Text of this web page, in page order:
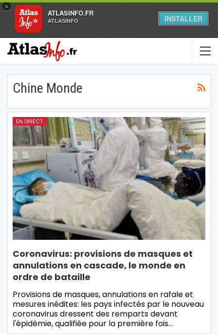
×
ATLASINFO.FR
ATLASINFO INSTALLER
Chine Monde
EN DIRECT
Coronavirus: provisions de masques et
annulations en cascade, le monde en
ordre de bataille
Provisions de masques, annulations en rafale et
mesures inédites: les pays infectés par le nouveau
coronavirus dressent des remparts devant
l'épidémie, qualifiée pour la première fois…